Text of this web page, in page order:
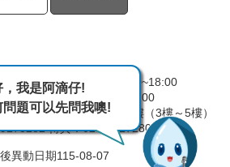
時間：08:00~09:00,17:00~18:00
：09:00~12:30,13:30~17:00
區羅斯福路六段168號4樓（3樓～5樓）
傳真：02-29117280
異動日期115-08-07
，我是阿滴仔!
問題可以先問我噢!